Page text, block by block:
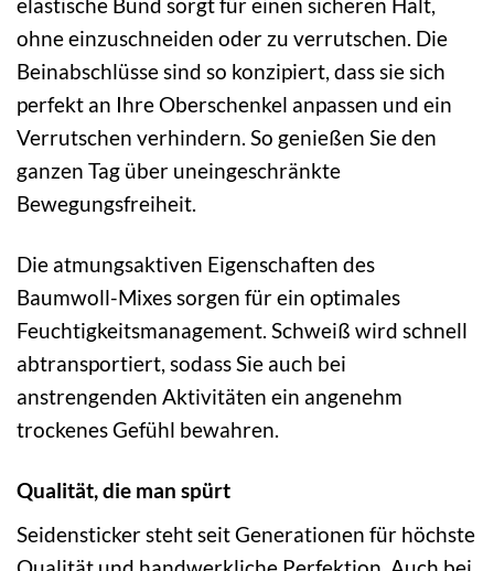
elastische Bund sorgt für einen sicheren Halt,
ohne einzuschneiden oder zu verrutschen. Die
Beinabschlüsse sind so konzipiert, dass sie sich
perfekt an Ihre Oberschenkel anpassen und ein
Verrutschen verhindern. So genießen Sie den
ganzen Tag über uneingeschränkte
Bewegungsfreiheit.
Die atmungsaktiven Eigenschaften des
Baumwoll-Mixes sorgen für ein optimales
Feuchtigkeitsmanagement. Schweiß wird schnell
abtransportiert, sodass Sie auch bei
anstrengenden Aktivitäten ein angenehm
trockenes Gefühl bewahren.
Qualität, die man spürt
Seidensticker steht seit Generationen für höchste